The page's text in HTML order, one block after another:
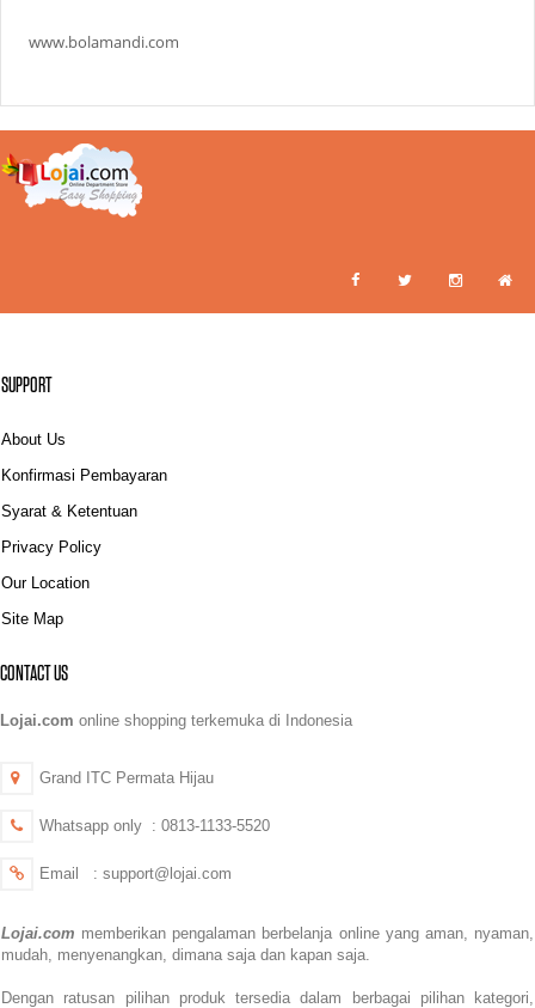
www.bolamandi.com
SUPPORT
About Us
Konfirmasi Pembayaran
Syarat & Ketentuan
Privacy Policy
Our Location
Site Map
CONTACT US
Lojai.com online shopping terkemuka di Indonesia
Grand ITC Permata Hijau
Whatsapp only : 0813-1133-5520
Email : support@lojai.com
Lojai.com memberikan pengalaman berbelanja online yang aman, nyaman,
mudah, menyenangkan, dimana saja dan kapan saja.
Dengan ratusan pilihan produk tersedia dalam berbagai pilihan kategori,